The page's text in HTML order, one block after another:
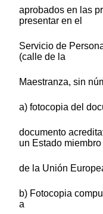
aprobados en las
presentar en el
Servicio de
(calle de la
Maestranza, sin
a) fotocopia del
documento
un Estado miembro
de la Unión
b) Fotocopia
a